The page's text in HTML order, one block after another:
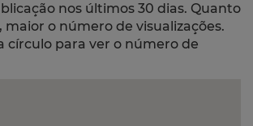
nos últimos 30 dias. Quanto
maior o número de visualizações.
círculo para ver o número de